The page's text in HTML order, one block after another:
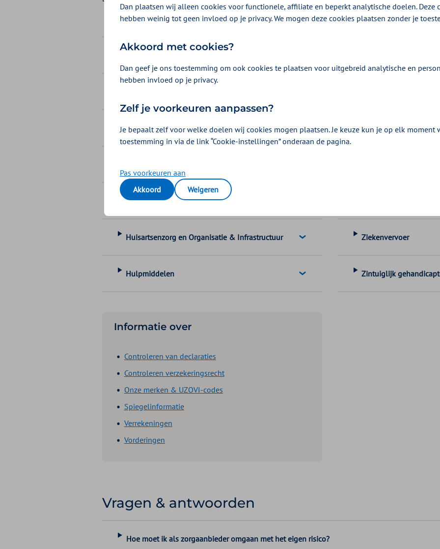
Geboortezorg
Geestelijke gezondheidszorg
Huisartsenzorg en Organisatie & Infrastructuur
Hulpmiddelen
Paramedische zorg
Ziekenvervoer
Zintuiglijk
Informatie over
Controleren van declaraties
Controleren verzekeringsrecht
Onze merken & UZOVI-codes
Spiegelinformatie
Verrekeningen
Vorderingen
Vragen & antwoorden
Hoe moet ik als zorgaanbieder omgaan met het eigen risico?
Dan plaatsen wij alleen cookies voor functionele, affiliate en beperkt analytische doelen.
hebben weinig tot geen invloed op je privacy. We mogen deze cookies plaatsen zonder je
Akkoord met cookies?
Dan geef je ons toestemming om ook cookies te plaatsen voor uitgebreid analytische en
hebben invloed op je privacy.
Zelf je voorkeuren aanpassen?
Je bepaalt zelf voor welke doelen wij cookies mogen plaatsen. Je keuze kun je op elk moment
toestemming in via de link “Cookie-instellingen” onderaan de pagina.
Pas voorkeuren aan
Akkoord
Weigeren